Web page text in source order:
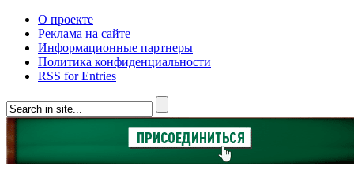
О проекте
Реклама на сайте
Информационные партнеры
Политика конфиденциальности
RSS for Entries